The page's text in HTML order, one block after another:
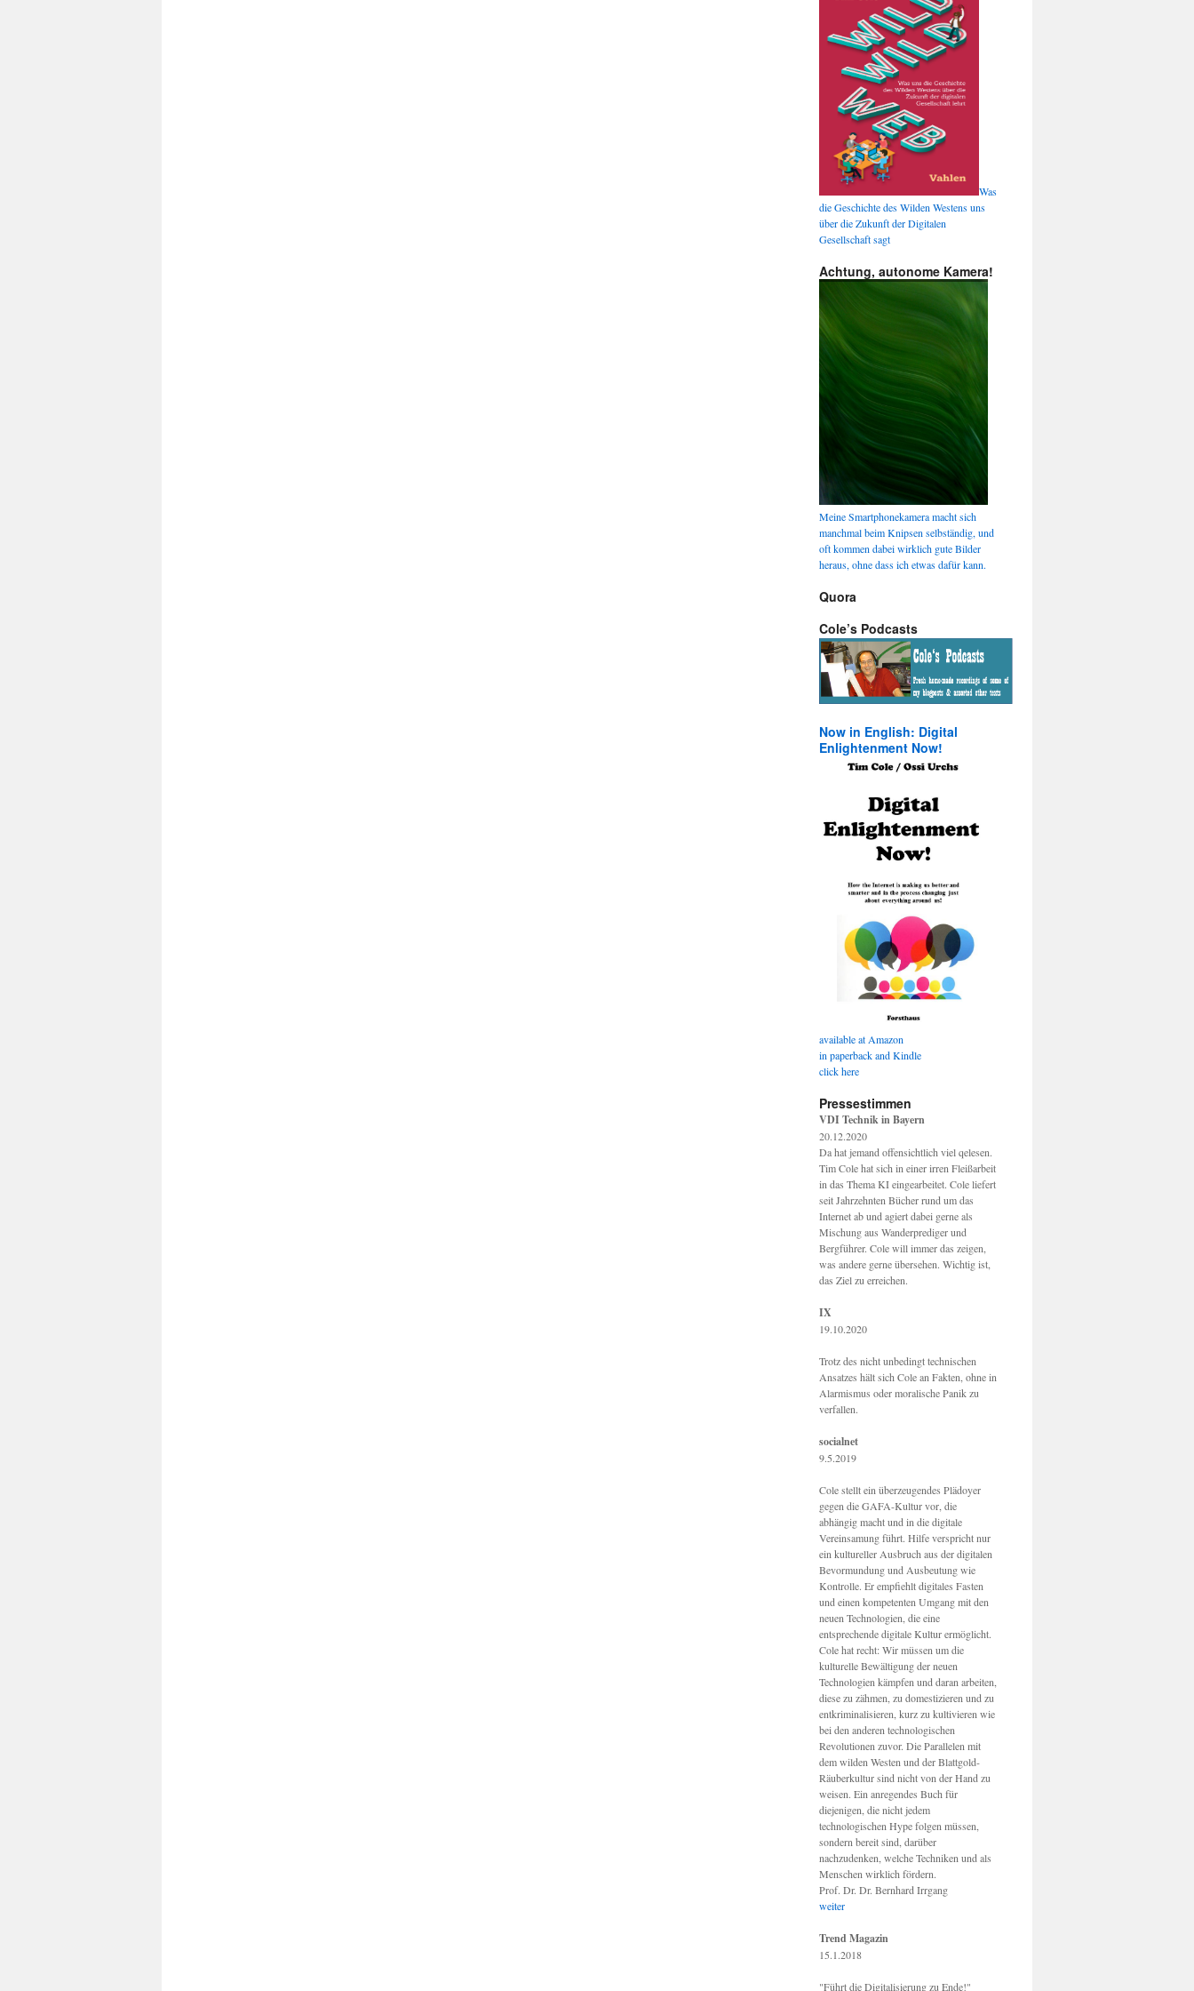
Was
die Geschichte des Wilden Westens uns
über die Zukunft der Digitalen
Gesellschaft sagt
Achtung, autonome Kamera!
Meine Smartphonekamera macht sich
manchmal beim Knipsen selbständig, und
oft kommen dabei wirklich gute Bilder
heraus, ohne dass ich etwas dafür kann.
Quora
Cole’s Podcasts
Now in English: Digital
Enlightenment Now!
available at Amazon
in paperback and Kindle
click here
Pressestimmen
VDI Technik in Bayern
20.12.2020
Da hat jemand offensichtlich viel qelesen.
Tim Cole hat sich in einer irren Fleißarbeit
in das Thema KI eingearbeitet. Cole liefert
seit Jahrzehnten Bücher rund um das
Internet ab und agiert dabei gerne als
Mischung aus Wanderprediger und
Bergführer. Cole will immer das zeigen,
was andere gerne übersehen. Wichtig ist,
das Ziel zu erreichen.
IX
19.10.2020
Trotz des nicht unbedingt technischen
Ansatzes hält sich Cole an Fakten, ohne in
Alarmismus oder moralische Panik zu
verfallen.
socialnet
9.5.2019
Cole stellt ein überzeugendes Plädoyer
gegen die GAFA-Kultur vor, die
abhängig macht und in die digitale
Vereinsamung führt. Hilfe verspricht nur
ein kultureller Ausbruch aus der digitalen
Bevormundung und Ausbeutung wie
Kontrolle. Er empfiehlt digitales Fasten
und einen kompetenten Umgang mit den
neuen Technologien, die eine
entsprechende digitale Kultur ermöglicht.
Cole hat recht: Wir müssen um die
kulturelle Bewältigung der neuen
Technologien kämpfen und daran arbeiten,
diese zu zähmen, zu domestizieren und zu
entkriminalisieren, kurz zu kultivieren wie
bei den anderen technologischen
Revolutionen zuvor. Die Parallelen mit
dem wilden Westen und der Blattgold-
Räuberkultur sind nicht von der Hand zu
weisen. Ein anregendes Buch für
diejenigen, die nicht jedem
technologischen Hype folgen müssen,
sondern bereit sind, darüber
nachzudenken, welche Techniken und als
Menschen wirklich fördern.
Prof. Dr. Dr. Bernhard Irrgang
weiter
Trend Magazin
15.1.2018
"Führt die Digitalisierung zu Ende!"